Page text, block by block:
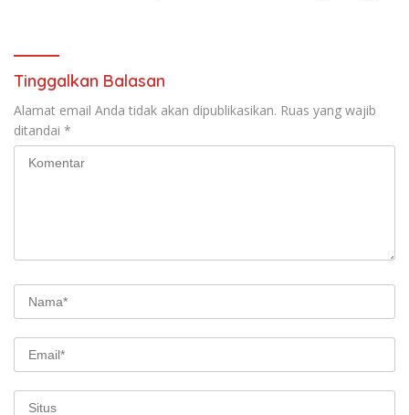
Tinggalkan Balasan
Alamat email Anda tidak akan dipublikasikan. Ruas yang wajib
ditandai *